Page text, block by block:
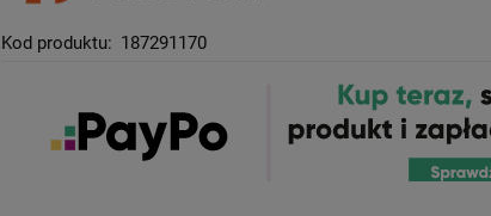
Kod produktu: 187291170